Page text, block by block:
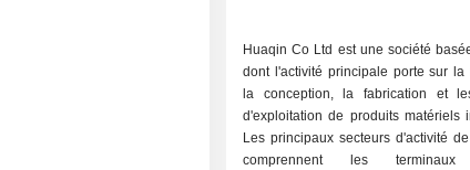
Huaqin Co Ltd est une société
dont l'activité principale porte sur la
la conception, la fabrication et
d'exploitation de produits matériels
Les principaux secteurs d'activité
comprennent les terminaux